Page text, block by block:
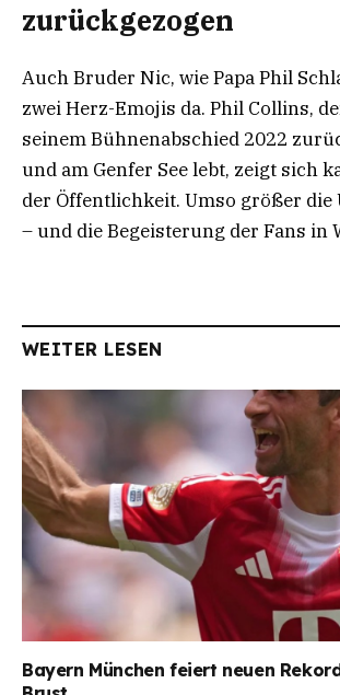
zurückgezogen
Auch Bruder Nic, wie Papa Phil
zwei Herz-Emojis da. Phil Collins,
seinem Bühnenabschied 2022
und am Genfer See lebt, zeigt sich
der Öffentlichkeit. Umso größer die
– und die Begeisterung der Fans in
WEITER LESEN
Bayern München feiert neuen